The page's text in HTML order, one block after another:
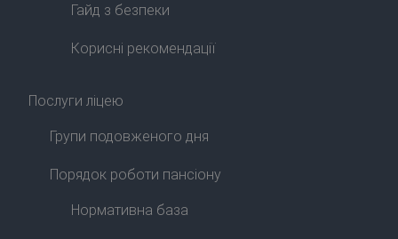
Гайд з безпеки
Корисні рекомендації
Послуги ліцею
Групи подовженого дня
Порядок роботи пансіону
Нормативна база